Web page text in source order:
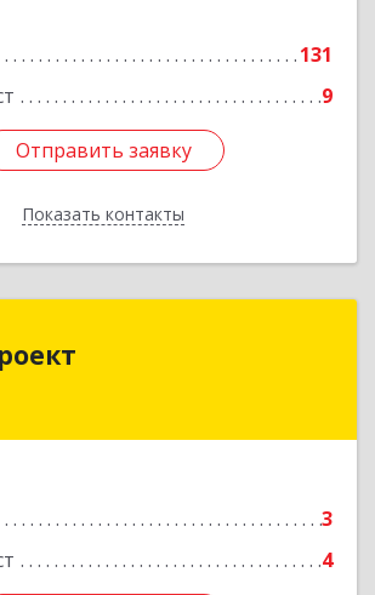
131
9
Отправить заявку
Показать контакты
Отправить заявку
Назад
3
4
обл, Лесной г, Сиротина